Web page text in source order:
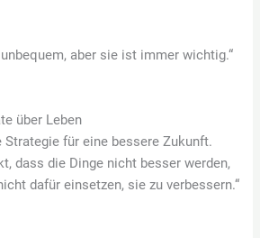
aber sie ist immer wichtig.“
über Leben
Strategie für eine bessere Zukunft.
dass die Dinge nicht besser werden,
dafür einsetzen, sie zu verbessern.“